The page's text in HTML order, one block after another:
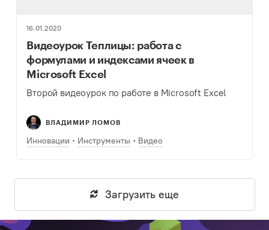
16.01.2020
Видеоурок Теплицы: работа с
формулами и индексами ячеек в
Microsoft Excel
Второй видеоурок по работе в Microsoft Excel
ВЛАДИМИР ЛОМОВ
Инновации Инструменты Видео
Загрузить еще